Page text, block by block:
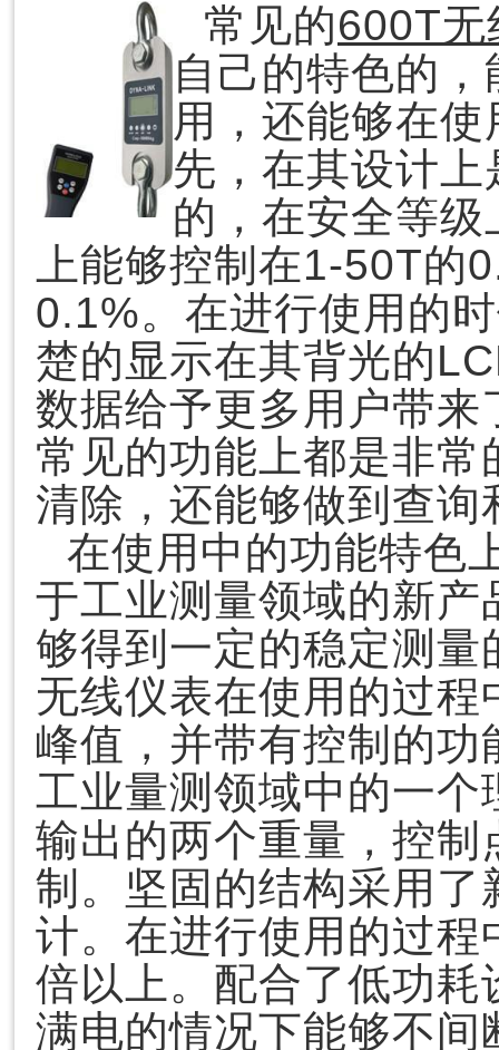
常见的600T无
自己的特色的
用，还能够在
先，在其设计
的，在安全等
上能够控制在1-50T
0.1%。在进行使用的
楚的显示在其背光的
数据给予更多用户带
常见的功能上都是非
清除，还能够做到查询
在使用中的功能特色
于工业测量领域的新
够得到一定的稳定测
无线仪表在使用的过
峰值，并带有控制的
工业量测领域中的一
输出的两个重量，控
制。坚固的结构采用
计。在进行使用的过
倍以上。配合了低功
满电的情况下能够不